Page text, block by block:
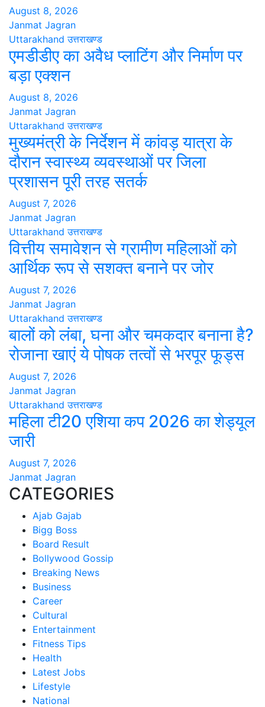
August 8, 2026
Janmat Jagran
Uttarakhand उत्तराखण्ड
एमडीडीए का अवैध प्लाटिंग और निर्माण पर
बड़ा एक्शन
August 8, 2026
Janmat Jagran
Uttarakhand उत्तराखण्ड
मुख्यमंत्री के निर्देशन में कांवड़ यात्रा के
दौरान स्वास्थ्य व्यवस्थाओं पर जिला
प्रशासन पूरी तरह सतर्क
August 7, 2026
Janmat Jagran
Uttarakhand उत्तराखण्ड
वित्तीय समावेशन से ग्रामीण महिलाओं को
आर्थिक रूप से सशक्त बनाने पर जोर
August 7, 2026
Janmat Jagran
Uttarakhand उत्तराखण्ड
बालों को लंबा, घना और चमकदार बनाना है?
रोजाना खाएं ये पोषक तत्वों से भरपूर फूड्स
August 7, 2026
Janmat Jagran
Uttarakhand उत्तराखण्ड
महिला टी20 एशिया कप 2026 का शेड्यूल
जारी
August 7, 2026
Janmat Jagran
CATEGORIES
Ajab Gajab
Bigg Boss
Board Result
Bollywood Gossip
Breaking News
Business
Career
Cultural
Entertainment
Fitness Tips
Health
Latest Jobs
Lifestyle
National